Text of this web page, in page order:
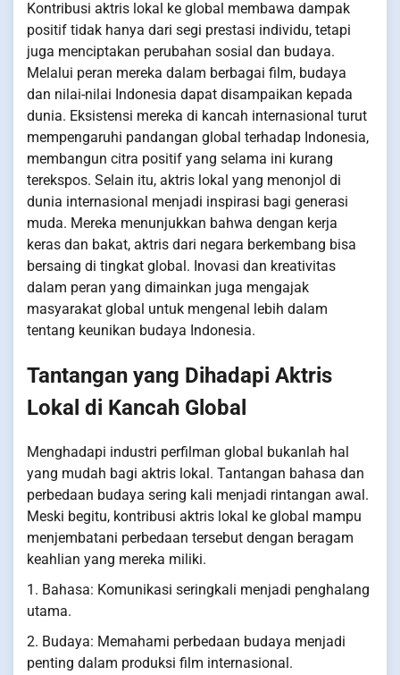
Kontribusi aktris lokal ke global membawa dampak
positif tidak hanya dari segi prestasi individu, tetapi
juga menciptakan perubahan sosial dan budaya.
Melalui peran mereka dalam berbagai film, budaya
dan nilai-nilai Indonesia dapat disampaikan kepada
dunia. Eksistensi mereka di kancah internasional turut
mempengaruhi pandangan global terhadap Indonesia,
membangun citra positif yang selama ini kurang
terekspos. Selain itu, aktris lokal yang menonjol di
dunia internasional menjadi inspirasi bagi generasi
muda. Mereka menunjukkan bahwa dengan kerja
keras dan bakat, aktris dari negara berkembang bisa
bersaing di tingkat global. Inovasi dan kreativitas
dalam peran yang dimainkan juga mengajak
masyarakat global untuk mengenal lebih dalam
tentang keunikan budaya Indonesia.
Tantangan yang Dihadapi Aktris
Lokal di Kancah Global
Menghadapi industri perfilman global bukanlah hal
yang mudah bagi aktris lokal. Tantangan bahasa dan
perbedaan budaya sering kali menjadi rintangan awal.
Meski begitu, kontribusi aktris lokal ke global mampu
menjembatani perbedaan tersebut dengan beragam
keahlian yang mereka miliki.
1. Bahasa: Komunikasi seringkali menjadi penghalang
utama.
2. Budaya: Memahami perbedaan budaya menjadi
penting dalam produksi film internasional.